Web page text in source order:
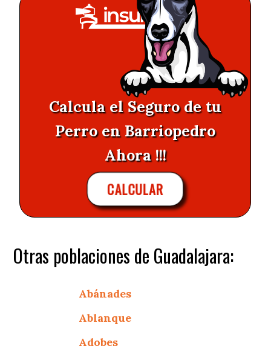
Calcula el Seguro de tu
Perro en Barriopedro
Ahora !!!
CALCULAR
Otras poblaciones de Guadalajara:
Abánades
Ablanque
Adobes